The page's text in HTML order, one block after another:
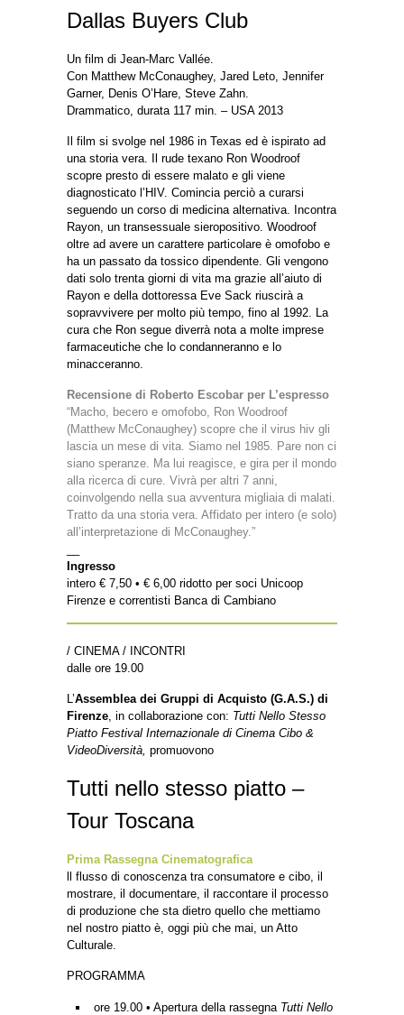
Dallas Buyers Club
Un film di Jean-Marc Vallée.
Con Matthew McConaughey, Jared Leto, Jennifer
Garner, Denis O’Hare, Steve Zahn.
Drammatico, durata 117 min. – USA 2013
Il film si svolge nel 1986 in Texas ed è ispirato ad
una storia vera. Il rude texano Ron Woodroof
scopre presto di essere malato e gli viene
diagnosticato l’HIV. Comincia perciò a curarsi
seguendo un corso di medicina alternativa. Incontra
Rayon, un transessuale sieropositivo. Woodroof
oltre ad avere un carattere particolare è omofobo e
ha un passato da tossico dipendente. Gli vengono
dati solo trenta giorni di vita ma grazie all’aiuto di
Rayon e della dottoressa Eve Sack riuscirà a
sopravvivere per molto più tempo, fino al 1992. La
cura che Ron segue diverrà nota a molte imprese
farmaceutiche che lo condanneranno e lo
minacceranno.
Recensione di Roberto Escobar per L’espresso
“Macho, becero e omofobo, Ron Woodroof
(Matthew McConaughey) scopre che il virus hiv gli
lascia un mese di vita. Siamo nel 1985. Pare non ci
siano speranze. Ma lui reagisce, e gira per il mondo
alla ricerca di cure. Vivrà per altri 7 anni,
coinvolgendo nella sua avventura migliaia di malati.
Tratto da una storia vera. Affidato per intero (e solo)
all’interpretazione di McConaughey.”
Ingresso
intero € 7,50 • € 6,00 ridotto per soci Unicoop
Firenze e correntisti Banca di Cambiano
/ CINEMA / INCONTRI
dalle ore 19.00
L’Assemblea dei Gruppi di Acquisto (G.A.S.) di
Firenze , in collaborazione con: Tutti Nello Stesso
Piatto Festival Internazionale di Cinema Cibo &
VideoDiversità, promuovono
Tutti nello stesso piatto –
Tour Toscana
Prima Rassegna Cinematografica
ll flusso di conoscenza tra consumatore e cibo, il
mostrare, il documentare, il raccontare il processo
di produzione che sta dietro quello che mettiamo
nel nostro piatto è, oggi più che mai, un Atto
Culturale.
PROGRAMMA
ore 19.00 • Apertura della rassegna Tutti Nello